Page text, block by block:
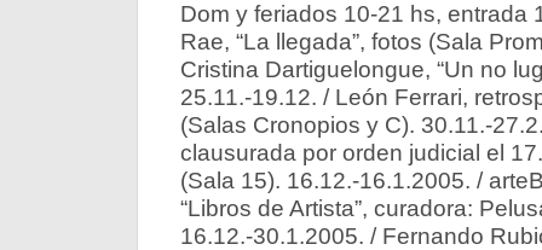
Dom y feriados 10-21 hs, entrada
Rae, “La llegada”, fotos (Sala
Cristina Dartiguelongue, “Un no
25.11.-19.12. / León Ferrari,
(Salas Cronopios y C). 30.11.-
clausurada por orden judicial el
(Sala 15). 16.12.-16.1.2005. /
“Libros de Artista”, curadora:
16.12.-30.1.2005. / Fernando